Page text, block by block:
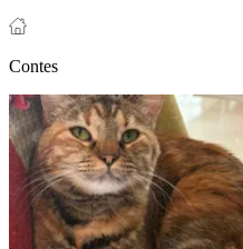
Contes